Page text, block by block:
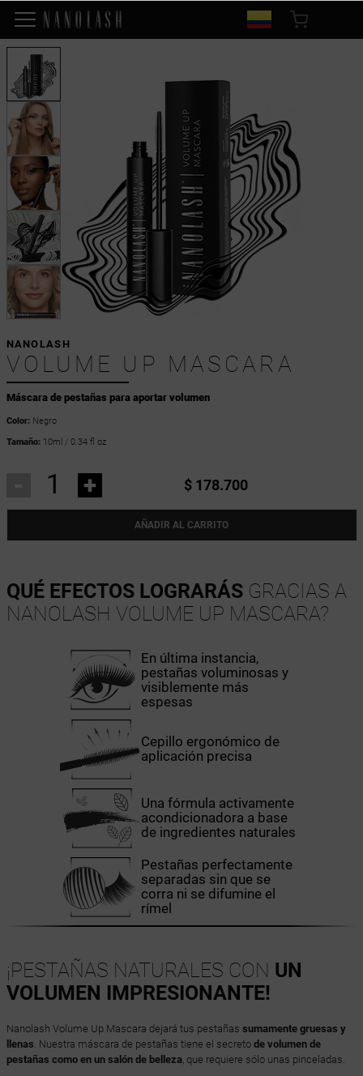
Máscara de pestañas para aportar volumen
NANOLASH
VOLUME UP MASCARA
Color: Negro
Tamaño: 10ml / 0.34 fl oz
+ $ 178.700
AÑADIR AL CARRITO
QUÉ EFECTOS LOGRARÁSGRACIAS A
NANOLASH VOLUME UP MASCARA?
En última instancia,
pestañas voluminosas y
visiblemente más
espesas
Cepillo ergonómico de
aplicación precisa
Una fórmula activamente
acondicionadora a base
de ingredientes naturales
Pestañas perfectamente
separadas sin que se
corra ni se difumine el
rímel
¡PESTAÑAS NATURALES CON UN
VOLUMEN IMPRESIONANTE!
Nanolash Volume Up Mascara dejará tus pestañas sumamente gruesas y
llenas. Nuestra máscara de pestañas tiene el secreto de volumen de
pestañas como en un salón de belleza, que requiere sólo unas pinceladas.